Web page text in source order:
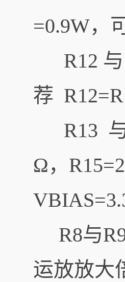
=0.9W，
R12 与
荐
R13 与
Ω，
R8与R9
运放放大